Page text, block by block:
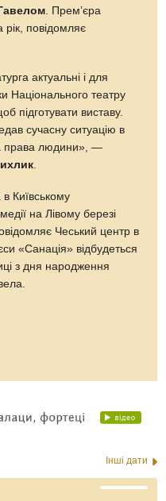
. Прем’єра
рік, повідомляє
актуальні і для
Національного театру
підготувати виставу.
сучасну ситуацію в
права людини», —
Київському
на Лівому березі
Чеський центр в
«Санація» відбудеться
з дня народження
Інші дати